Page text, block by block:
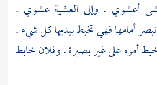
أعشوي . وإلى العشية عشوي .
أمامها فهي تخبط بيديها كل شيء .
أمره على غير بصيرة . وفلان خابط